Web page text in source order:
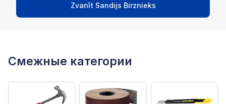
Zvanīt Sandijs Birznieks
Смежные категории